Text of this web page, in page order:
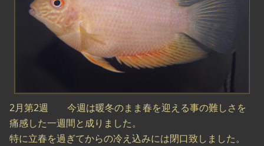
2月第2週 今週は暖冬のまま春を迎える事の難しさを
痛感した一週間と成りました。
特に立春を過ぎてからの冷え込みには閉口致しました。